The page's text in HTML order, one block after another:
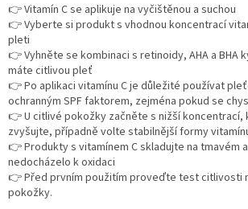
👉 Vitamín C se aplikuje na vyčištěnou a suchou
👉 Vyberte si produkt s vhodnou koncentrací
pleti
👉 Vyhněte se kombinaci s retinoidy, AHA a BHA
máte citlivou pleť
👉 Po aplikaci vitamínu C je důležité používat
ochranným SPF faktorem, zejména pokud se
👉 U citlivé pokožky začněte s nižší koncentrací,
zvyšujte, případně volte stabilnější formy
👉 Produkty s vitamínem C skladujte na tmavém
nedocházelo k oxidaci
👉 Před prvním použitím proveďte test citlivosti
pokožky.